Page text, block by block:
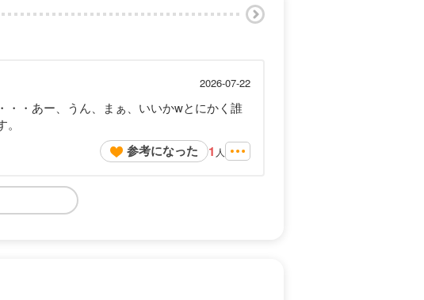
2026-07-22
・あー、うん、まぁ、いいかwとにかく誰
参考になった 1 人